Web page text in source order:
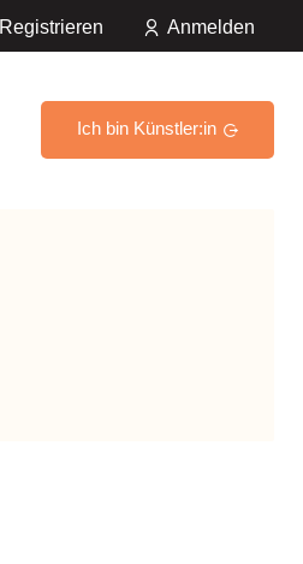
Registrieren Anmelden
Ich bin Künstler:in